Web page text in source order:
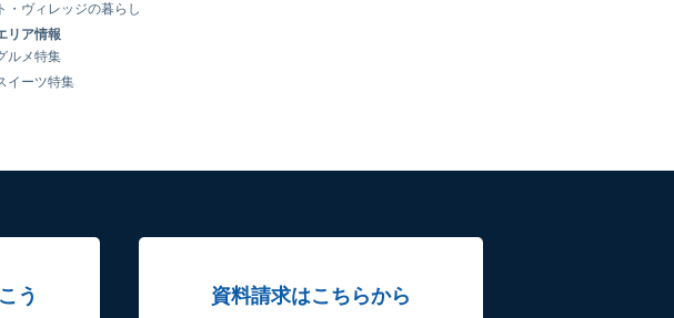
・ヴィレッジの暮らし
リア情報
ルメ特集
イーツ特集
う 資料請求はこちらから